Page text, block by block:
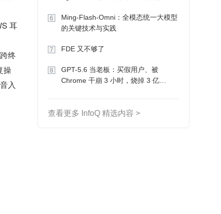
耳
终
操
入
6
Ming-Flash-Omni：全模态统一大模型
的关键技术与实践
7 FDE 又不够了
8
GPT-5.6 当老板：买假用户、被
Chrome 干崩 3 小时，烧掉 3 亿
查看更多 InfoQ 精选内容 >